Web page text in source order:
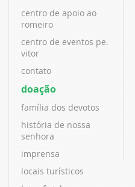
centro de apoio ao
romeiro
centro de eventos pe.
vitor
contato
doação
família dos devotos
história de nossa
senhora
imprensa
locais turísticos